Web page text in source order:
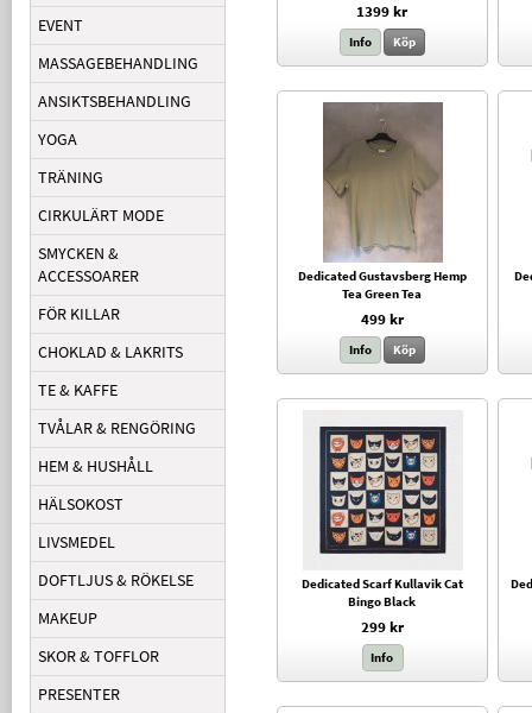
EVENT
MASSAGEBEHANDLING
ANSIKTSBEHANDLING
YOGA
TRÄNING
CIRKULÄRT MODE
SMYCKEN &
ACCESSOARER
FÖR KILLAR
CHOKLAD & LAKRITS
TE & KAFFE
TVÅLAR & RENGÖRING
HEM & HUSHÅLL
HÄLSOKOST
LIVSMEDEL
DOFTLJUS & RÖKELSE
MAKEUP
SKOR & TOFFLOR
PRESENTER
1399 kr
Info Köp
Dedicated Gustavsberg Hemp
Tea Green Tea
499 kr
Info Köp
Dedicated Scarf Kullavik Cat
Bingo Black
299 kr
Info